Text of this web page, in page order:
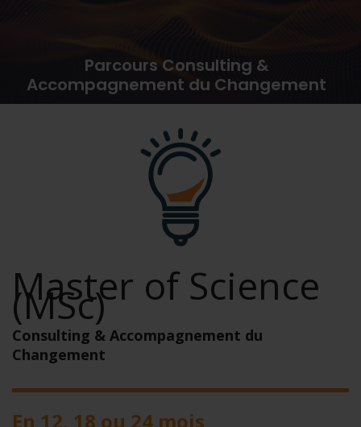
Parcours Consulting &
Accompagnement du Changement
Master of Science
(MSc)
Consulting & Accompagnement du
Changement
En 12, 18 ou 24 mois